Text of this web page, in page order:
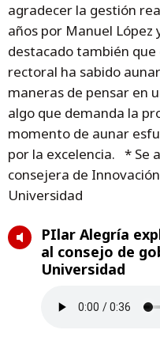
agradecer la gestión
años por Manuel López
destacado también
rectoral ha sabido
maneras de pensar en
algo que demanda la
momento de aunar
por la excelencia. * Se
consejera de
Universidad
PIlar Alegría
al consejo de
Universidad